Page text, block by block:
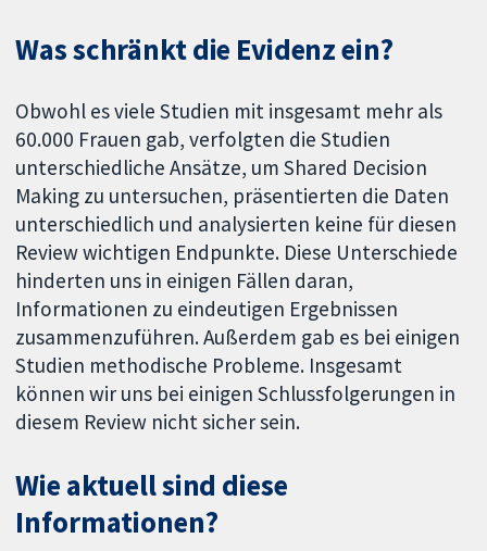
Was schränkt die Evidenz ein?
Obwohl es viele Studien mit insgesamt mehr als
60.000 Frauen gab, verfolgten die Studien
unterschiedliche Ansätze, um Shared Decision
Making zu untersuchen, präsentierten die Daten
unterschiedlich und analysierten keine für diesen
Review wichtigen Endpunkte. Diese Unterschiede
hinderten uns in einigen Fällen daran,
Informationen zu eindeutigen Ergebnissen
zusammenzuführen. Außerdem gab es bei einigen
Studien methodische Probleme. Insgesamt
können wir uns bei einigen Schlussfolgerungen in
diesem Review nicht sicher sein.
Wie aktuell sind diese
Informationen?